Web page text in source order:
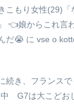
こもり女性(29)
👈娘からこれ言
だ😭 に vse o
続き、フランス
中 G7は大こどお